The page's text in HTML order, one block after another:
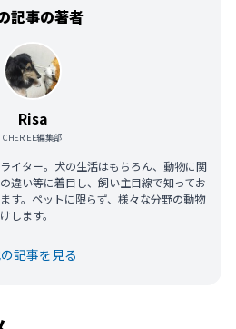
記事の著者
Risa
CHERIEE編集部
イター。犬の生活はもちろん、動物に関
違い等に着目し、飼い主目線で知ってお
す。ペットに限らず、様々な分野の動物
します。
記事を見る